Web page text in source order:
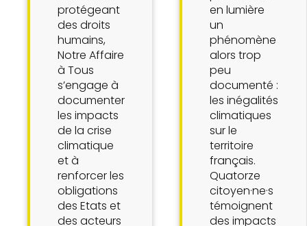
protégeant
des droits
humains,
Notre Affaire
à Tous
s’engage à
documenter
les impacts
de la crise
climatique
et à
renforcer les
obligations
des Etats et
des acteurs
en lumière
un
phénomène
alors trop
peu
documenté :
les inégalités
climatiques
sur le
territoire
français.
Quatorze
citoyen·ne·s
témoignent
des impacts